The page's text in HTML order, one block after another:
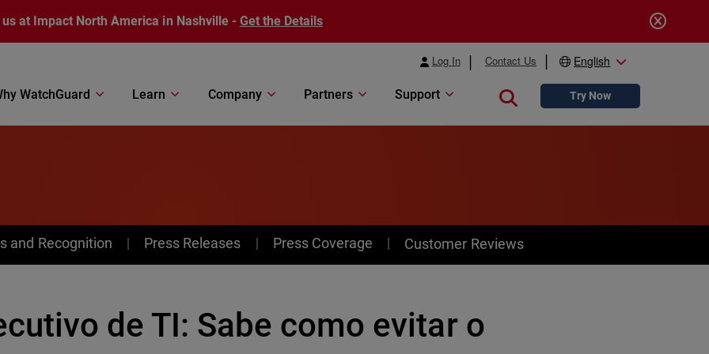
at Impact North America in Nashville - Get the Details
Log In Contact Us English
WatchGuard Learn Company Partners Support Close searchTry Now
and Recognition Press Releases Press Coverage Customer Reviews
de TI: Sabe como evitar o